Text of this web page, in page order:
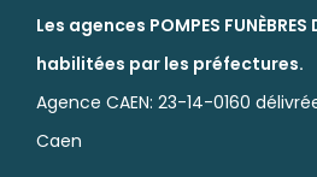
Les agences POMPES FUNÈBRES
habilitées par les préfectures.
Agence CAEN: 23-14-0160
Caen